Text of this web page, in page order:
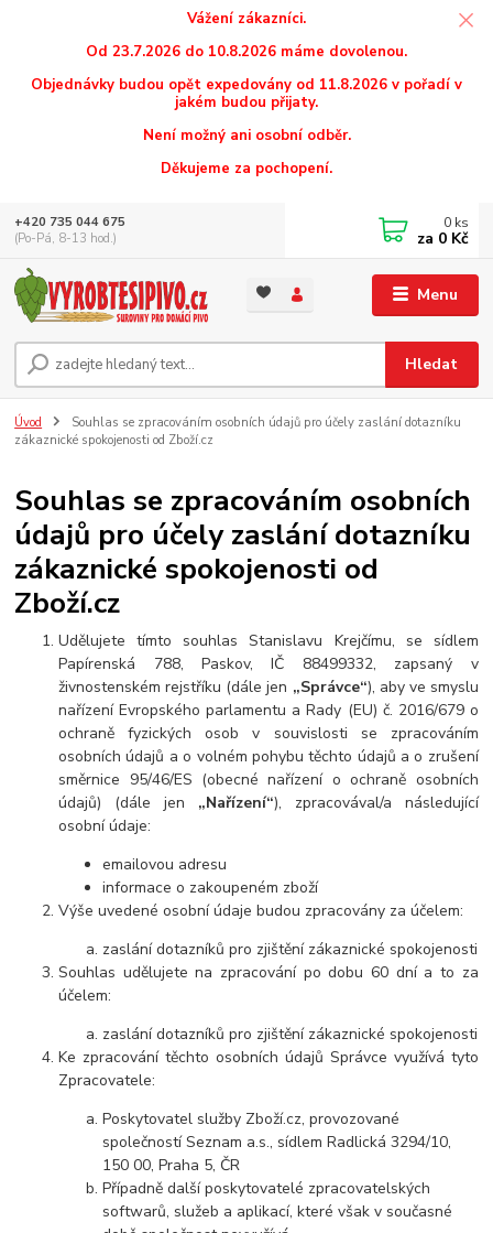
Vážení zákazníci.
Od 23.7.2026 do 10.8.2026 máme dovolenou.
Objednávky budou opět expedovány od 11.8.2026 v pořadí v
jakém budou přijaty.
Není možný ani osobní odběr.
Děkujeme za pochopení.
Menu
Hledat
+420 735 044 675
(Po-Pá, 8-13 hod.)
0 ks
za 0 Kč
Úvod
Souhlas se zpracováním osobních údajů pro účely zaslání dotazníku
zákaznické spokojenosti od Zboží.cz
Souhlas se zpracováním osobních
údajů pro účely zaslání dotazníku
zákaznické spokojenosti od
Zboží.cz
Udělujete tímto souhlas Stanislavu Krejčímu, se sídlem
Papírenská 788, Paskov, IČ 88499332, zapsaný v
živnostenském rejstříku (dále jen „Správce“), aby ve smyslu
nařízení Evropského parlamentu a Rady (EU) č. 2016/679 o
ochraně fyzických osob v souvislosti se zpracováním
osobních údajů a o volném pohybu těchto údajů a o zrušení
směrnice 95/46/ES (obecné nařízení o ochraně osobních
údajů) (dále jen „Nařízení“), zpracovával/a následující
osobní údaje:
emailovou adresu
informace o zakoupeném zboží
Výše uvedené osobní údaje budou zpracovány za účelem:
zaslání dotazníků pro zjištění zákaznické spokojenosti
Souhlas udělujete na zpracování po dobu 60 dní a to za
účelem:
zaslání dotazníků pro zjištění zákaznické spokojenosti
Ke zpracování těchto osobních údajů Správce využívá tyto
Zpracovatele:
Poskytovatel služby Zboží.cz, provozované
společností Seznam a.s., sídlem Radlická 3294/10,
150 00, Praha 5, ČR
Případně další poskytovatelé zpracovatelských
softwarů, služeb a aplikací, které však v současné